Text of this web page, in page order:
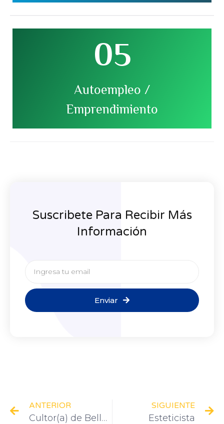
05
Autoempleo /
Emprendimiento
Los beneficios de esta especialidad se generan
mayoritariamente con el autoempleo, debido a que
hay suficiente demanda en el mercado.
Suscribete Para Recibir Más
Información
Enviar
ANTERIOR
Cultor(a) de Belleza
SIGUIENTE
Esteticista